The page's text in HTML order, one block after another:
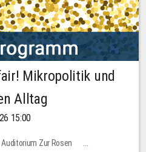
Mikropolitik und
Alltag
15:00
Zur Rosen